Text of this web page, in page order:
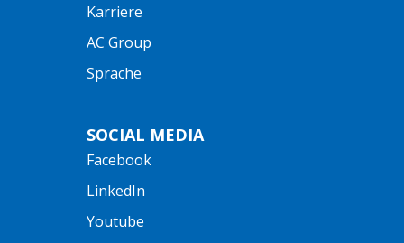
Karriere
AC Group
Sprache
SOCIAL MEDIA
Facebook
LinkedIn
Youtube